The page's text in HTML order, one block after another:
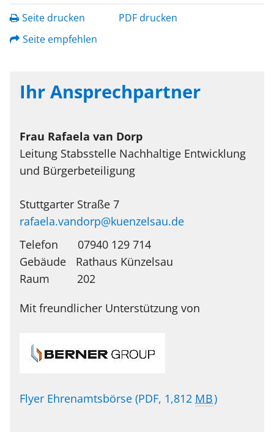
Seite drucken
PDF drucken
Seite empfehlen
Ihr Ansprechpartner
Frau Rafaela van Dorp
Leitung Stabsstelle Nachhaltige Entwicklung
und Bürgerbeteiligung
Stuttgarter Straße 7
rafaela.vandorp@kuenzelsau.de
Telefon
07940 129 714
Rathaus Künzelsau
202
Mit freundlicher Unterstützung von
Flyer Ehrenamtsbörse (PDF, 1,812 MB)